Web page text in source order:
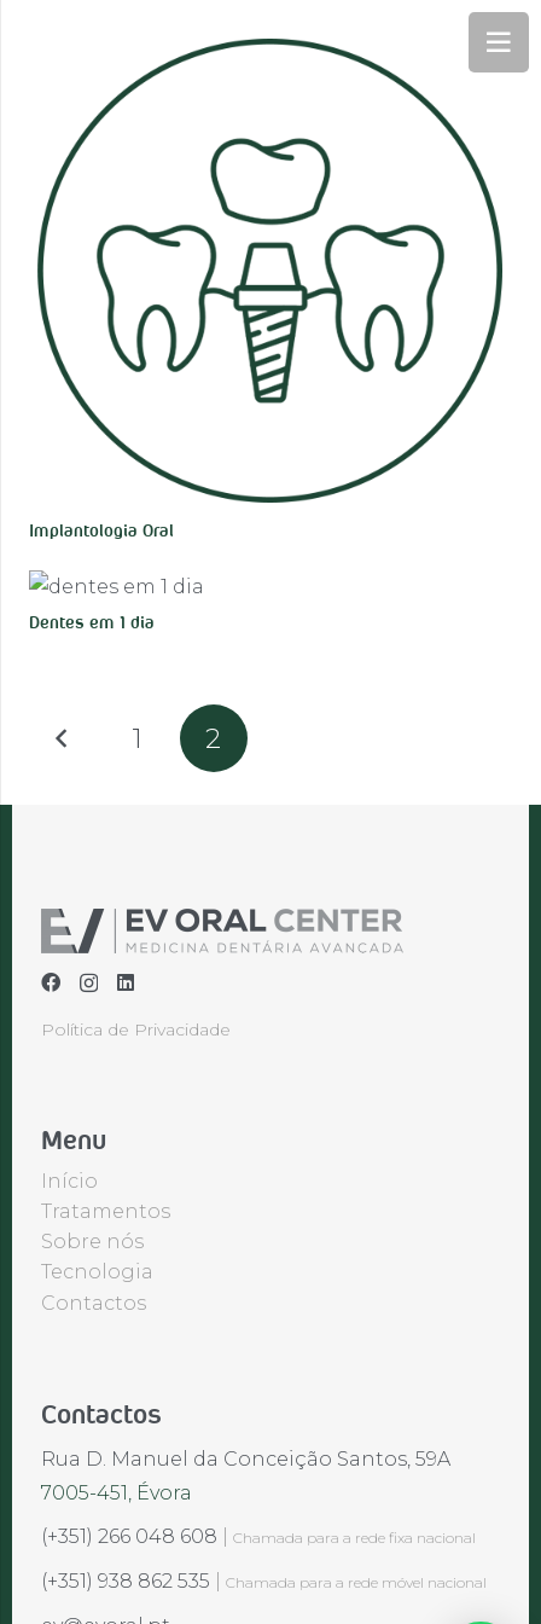
Implantologia Oral
Dentes em 1 dia
1 2
Política de Privacidade
Menu
Início
Tratamentos
Sobre nós
Tecnologia
Contactos
Contactos
Rua D. Manuel da Conceição Santos, 59A
7005-451, Évora
(+351) 266 048 608
Chamada para a rede fixa nacional
(+351) 938 862 535 Chamada para a rede móvel nacional